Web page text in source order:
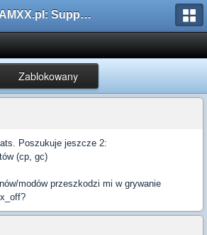
AMXX.pl: Support AMX Mod X i SourceMod
Zablokowany
Poszukuje jeszcze 2:
(cp, gc)
modów przeszkodzi mi w grywanie